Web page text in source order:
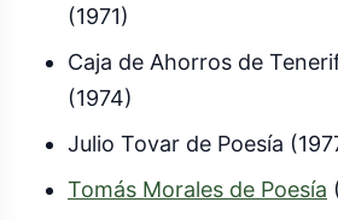
(1971)
Caja de Ahorros de
(1974)
Julio Tovar de Poesía
Tomás Morales de Poesía